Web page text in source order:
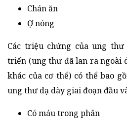
Chán ăn
Ợ nóng
Các triệu chứng của ung
triển (ung thư đã lan ra ngoài
khác của cơ thể) có thể bao
ung thư dạ dày giai đoạn đầu
Có máu trong phân